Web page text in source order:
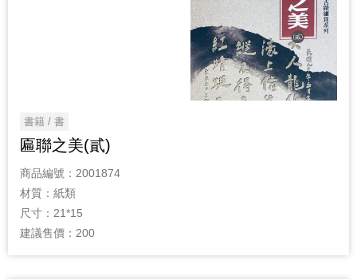
書籍 / 書
匾聯之美(貳)
商品編號： 2001874
材質： 紙類
尺寸： 21*15
建議售價： 200